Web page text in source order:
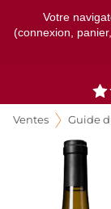
Votre
(connexion,
Ventes Guide